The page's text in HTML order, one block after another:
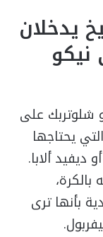
يدخلان
شلوتربك على
يحتاجها
ديفيد ألابا.
بأنها ترى